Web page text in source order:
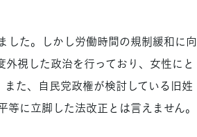
た。しかし労働時間の規制緩和に向
外視した政治を行っており、女性にと
た、自民党政権が検討している旧姓
に立脚した法改正とは言えません。